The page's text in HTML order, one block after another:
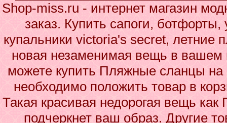
Shop-miss.ru - интернет магазин
заказ. Купить сапоги,
купальники victoria's secret,
новая незаменимая вещь в вашем
можете купить Пляжные сланцы
необходимо положить товар в
Такая красивая недорогая вещь
подчеркнет ваш образ. Другие